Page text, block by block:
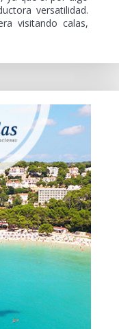
versatilidad.
visitando calas,